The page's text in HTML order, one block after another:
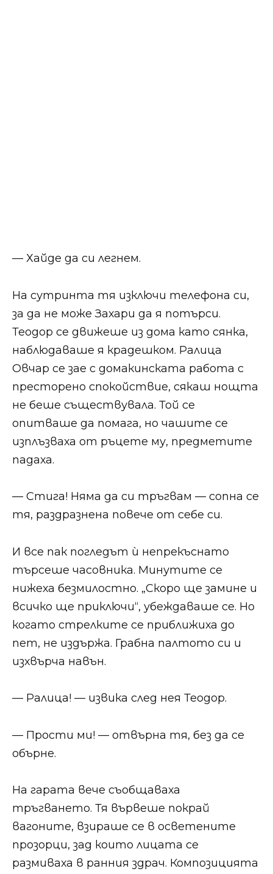
— Хайде да си легнем.
На сутринта тя изключи телефона си,
за да не може Захари да я потърси.
Теодор се движеше из дома като сянка,
наблюдаваше я крадешком. Ралица
Овчар се зае с домакинската работа с
престорено спокойствие, сякаш нощта
не беше съществувала. Той се
опитваше да помага, но чашите се
изплъзваха от ръцете му, предметите
падаха.
— Стига! Няма да си тръгвам — сопна се
тя, раздразнена повече от себе си.
И все пак погледът ѝ непрекъснато
търсеше часовника. Минутите се
нижеха безмилостно. „Скоро ще замине и
всичко ще приключи“, убеждаваше се. Но
когато стрелките се приближиха до
пет, не издържа. Грабна палтото си и
изхвърча навън.
— Ралица! — извика след нея Теодор.
— Прости ми! — отвърна тя, без да се
обърне.
На гарата вече съобщаваха
тръгването. Тя вървеше покрай
вагоните, взираше се в осветените
прозорци, зад които лицата се
размиваха в ранния здрач. Композицията